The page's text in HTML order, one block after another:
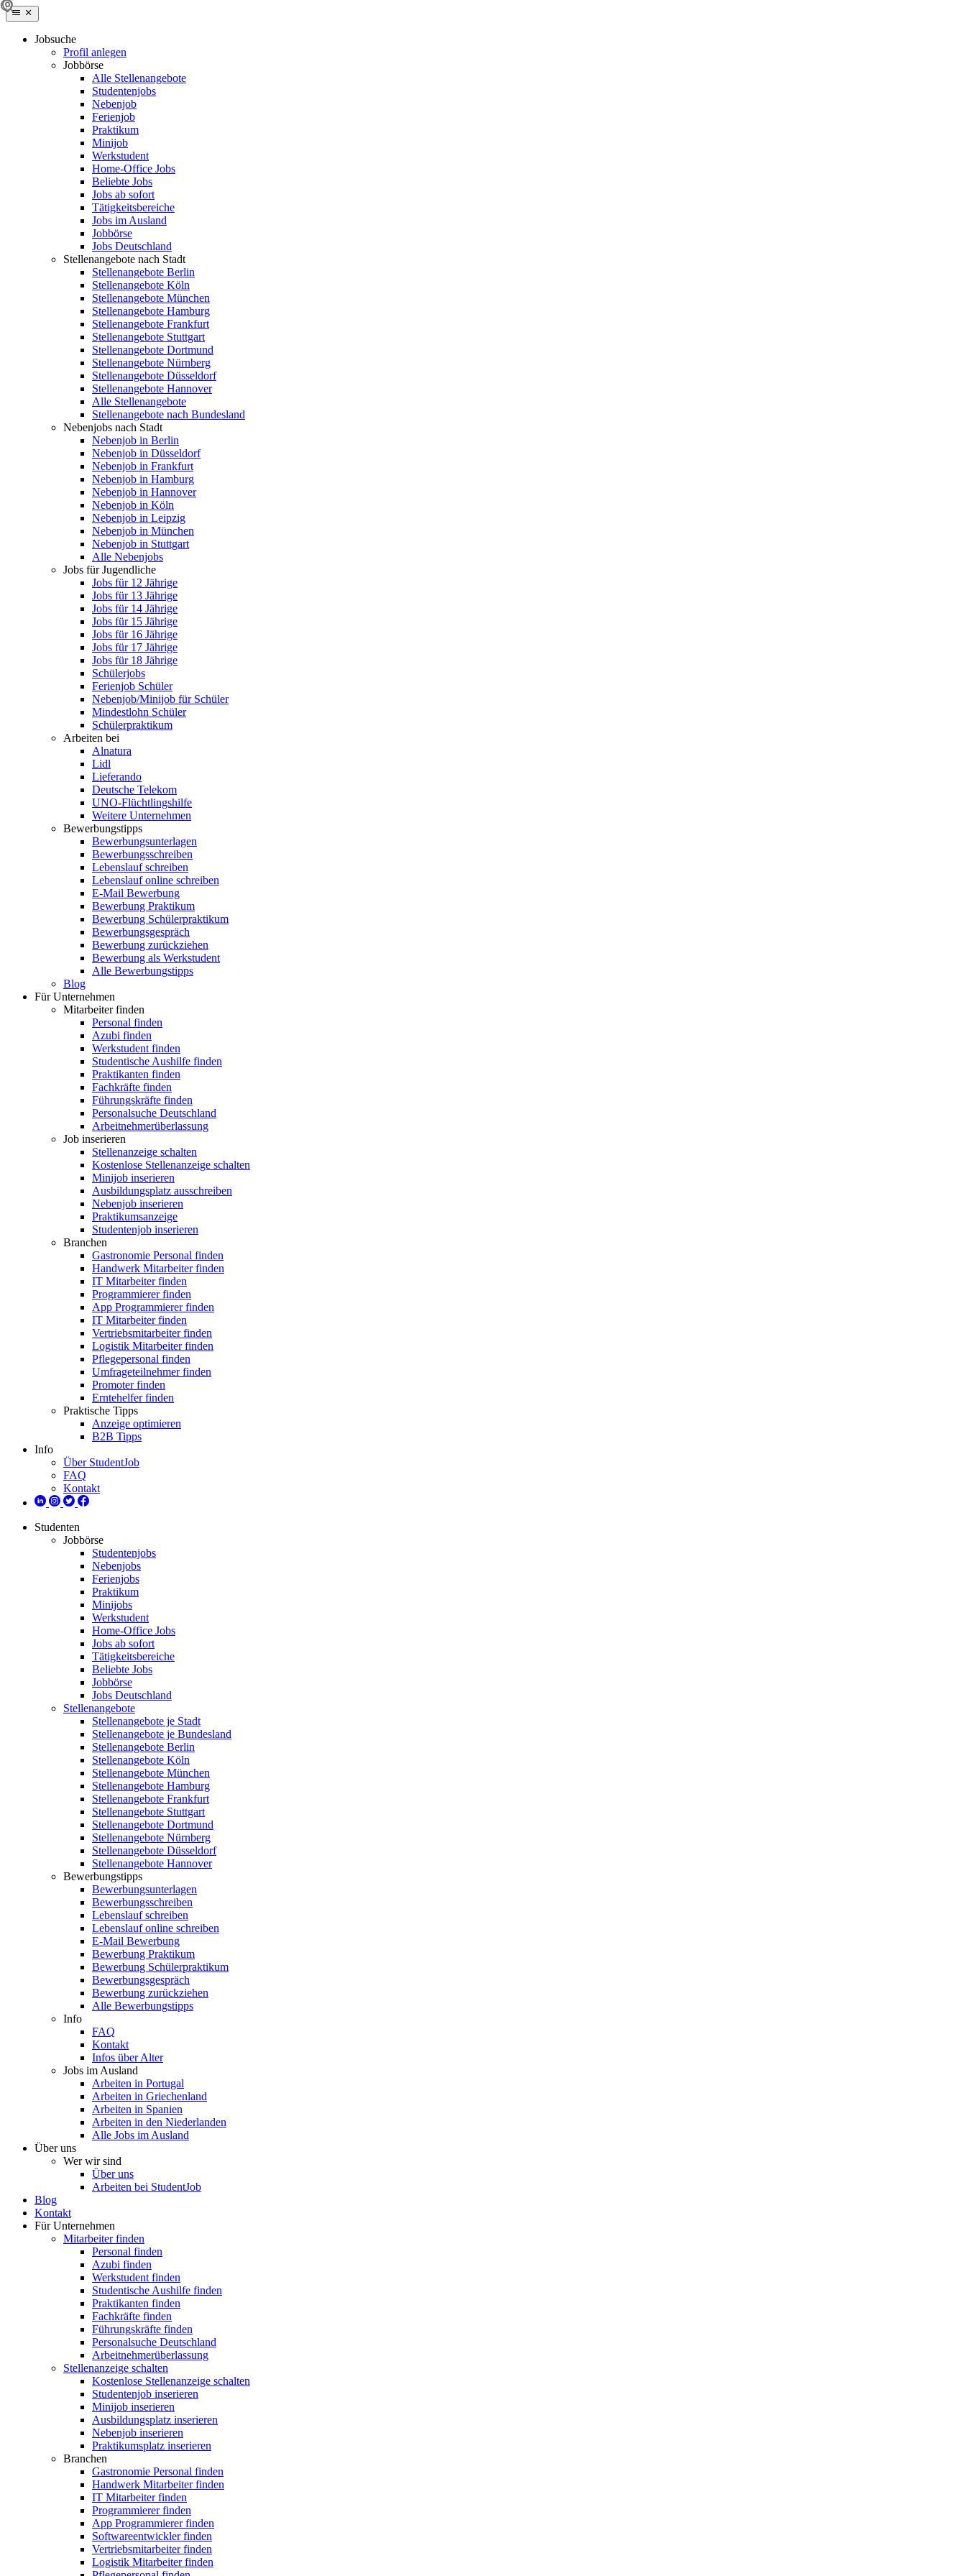
Jobsuche
Profil anlegen
Jobbörse
Alle Stellenangebote
Studentenjobs
Nebenjob
Ferienjob
Praktikum
Minijob
Werkstudent
Home-Office Jobs
Beliebte Jobs
Jobs ab sofort
Tätigkeitsbereiche
Jobs im Ausland
Jobbörse
Jobs Deutschland
Stellenangebote nach Stadt
Stellenangebote Berlin
Stellenangebote Köln
Stellenangebote München
Stellenangebote Hamburg
Stellenangebote Frankfurt
Stellenangebote Stuttgart
Stellenangebote Dortmund
Stellenangebote Nürnberg
Stellenangebote Düsseldorf
Stellenangebote Hannover
Alle Stellenangebote
Stellenangebote nach Bundesland
Nebenjobs nach Stadt
Nebenjob in Berlin
Nebenjob in Düsseldorf
Nebenjob in Frankfurt
Nebenjob in Hamburg
Nebenjob in Hannover
Nebenjob in Köln
Nebenjob in Leipzig
Nebenjob in München
Nebenjob in Stuttgart
Alle Nebenjobs
Jobs für Jugendliche
Jobs für 12 Jährige
Jobs für 13 Jährige
Jobs für 14 Jährige
Jobs für 15 Jährige
Jobs für 16 Jährige
Jobs für 17 Jährige
Jobs für 18 Jährige
Schülerjobs
Ferienjob Schüler
Nebenjob/Minijob für Schüler
Mindestlohn Schüler
Schülerpraktikum
Arbeiten bei
Alnatura
Lidl
Lieferando
Deutsche Telekom
UNO-Flüchtlingshilfe
Weitere Unternehmen
Bewerbungstipps
Bewerbungsunterlagen
Bewerbungsschreiben
Lebenslauf schreiben
Lebenslauf online schreiben
E-Mail Bewerbung
Bewerbung Praktikum
Bewerbung Schülerpraktikum
Bewerbungsgespräch
Bewerbung zurückziehen
Bewerbung als Werkstudent
Alle Bewerbungstipps
Blog
Für Unternehmen
Mitarbeiter finden
Personal finden
Azubi finden
Werkstudent finden
Studentische Aushilfe finden
Praktikanten finden
Fachkräfte finden
Führungskräfte finden
Personalsuche Deutschland
Arbeitnehmerüberlassung
Job inserieren
Stellenanzeige schalten
Kostenlose Stellenanzeige schalten
Minijob inserieren
Ausbildungsplatz ausschreiben
Nebenjob inserieren
Praktikumsanzeige
Studentenjob inserieren
Branchen
Gastronomie Personal finden
Handwerk Mitarbeiter finden
IT Mitarbeiter finden
Programmierer finden
App Programmierer finden
IT Mitarbeiter finden
Vertriebsmitarbeiter finden
Logistik Mitarbeiter finden
Pflegepersonal finden
Umfrageteilnehmer finden
Promoter finden
Erntehelfer finden
Praktische Tipps
Anzeige optimieren
B2B Tipps
Info
Über StudentJob
FAQ
Kontakt
Studenten
Jobbörse
Studentenjobs
Nebenjobs
Ferienjobs
Praktikum
Minijobs
Werkstudent
Home-Office Jobs
Jobs ab sofort
Tätigkeitsbereiche
Beliebte Jobs
Jobbörse
Jobs Deutschland
Stellenangebote
Stellenangebote je Stadt
Stellenangebote je Bundesland
Stellenangebote Berlin
Stellenangebote Köln
Stellenangebote München
Stellenangebote Hamburg
Stellenangebote Frankfurt
Stellenangebote Stuttgart
Stellenangebote Dortmund
Stellenangebote Nürnberg
Stellenangebote Düsseldorf
Stellenangebote Hannover
Bewerbungstipps
Bewerbungsunterlagen
Bewerbungsschreiben
Lebenslauf schreiben
Lebenslauf online schreiben
E-Mail Bewerbung
Bewerbung Praktikum
Bewerbung Schülerpraktikum
Bewerbungsgespräch
Bewerbung zurückziehen
Alle Bewerbungstipps
Info
FAQ
Kontakt
Infos über Alter
Jobs im Ausland
Arbeiten in Portugal
Arbeiten in Griechenland
Arbeiten in Spanien
Arbeiten in den Niederlanden
Alle Jobs im Ausland
Über uns
Wer wir sind
Über uns
Arbeiten bei StudentJob
Blog
Kontakt
Für Unternehmen
Mitarbeiter finden
Personal finden
Azubi finden
Werkstudent finden
Studentische Aushilfe finden
Praktikanten finden
Fachkräfte finden
Führungskräfte finden
Personalsuche Deutschland
Arbeitnehmerüberlassung
Stellenanzeige schalten
Kostenlose Stellenanzeige schalten
Studentenjob inserieren
Minijob inserieren
Ausbildungsplatz inserieren
Nebenjob inserieren
Praktikumsplatz inserieren
Branchen
Gastronomie Personal finden
Handwerk Mitarbeiter finden
IT Mitarbeiter finden
Programmierer finden
App Programmierer finden
Softwareentwickler finden
Vertriebsmitarbeiter finden
Logistik Mitarbeiter finden